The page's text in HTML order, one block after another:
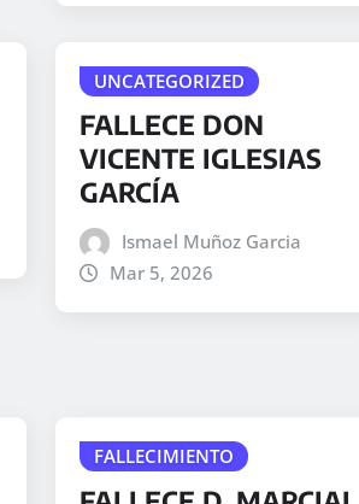
UNCATEGORIZED
FALLECE DON
VICENTE IGLESIAS
GARCÍA
Ismael Muñoz Garcia
Mar 5, 2026
FALLECIMIENTO